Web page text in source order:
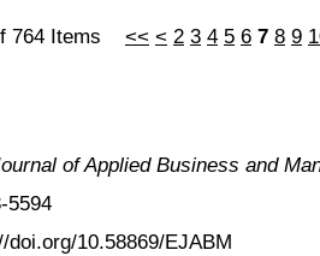
764 Items << < 2 3 4 5 6 7 8 9
of Applied Business and
5594
doi.org/10.58869/EJABM